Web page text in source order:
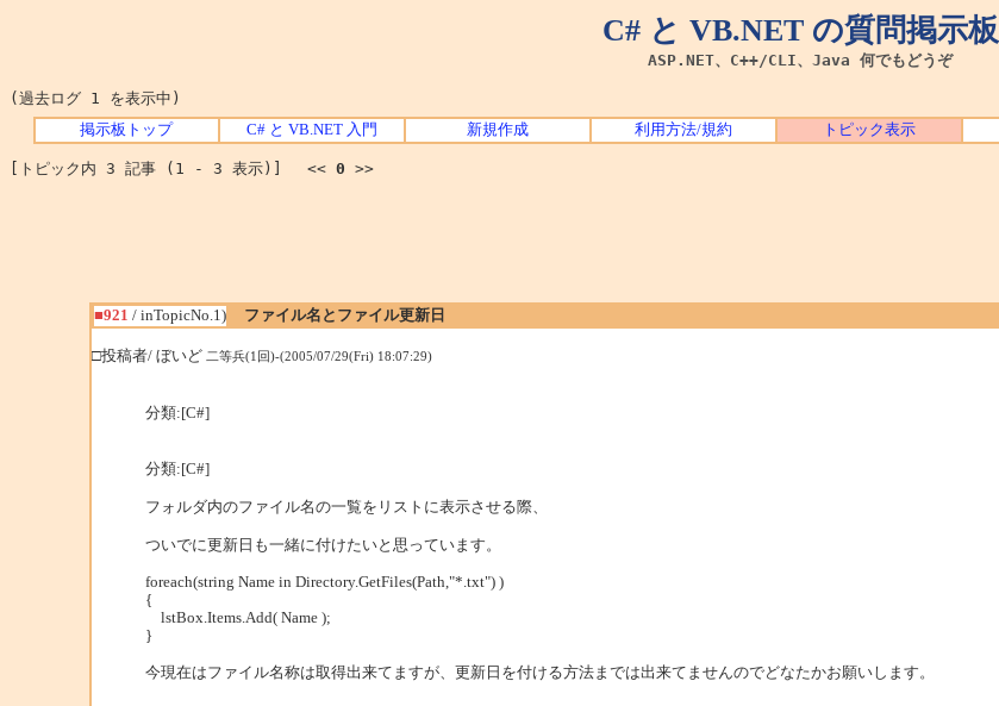
C# と VB.NET の質問掲示板
ASP.NET、C++/CLI、Java 何でもどうぞ
(過去ログ 1 を表示中)
掲示板トップ C# と VB.NET 入門 新規作成 利用方法/規約 トピック表示
[トピック内 3 記事 (1 - 3 表示)] << 0 >>
■921 / inTopicNo.1)
ファイル名とファイル更新日
□投稿者/ ぼいど 二等兵(1回)-(2005/07/29(Fri) 18:07:29)
分類:[C#]
分類:[C#]
フォルダ内のファイル名の一覧をリストに表示させる際、
ついでに更新日も一緒に付けたいと思っています。
foreach(string Name in Directory.GetFiles(Path,"*.txt") )
{
lstBox.Items.Add( Name );
}
今現在はファイル名称は取得出来てますが、更新日を付ける方法までは出来てませんのでどなたかお願いします。